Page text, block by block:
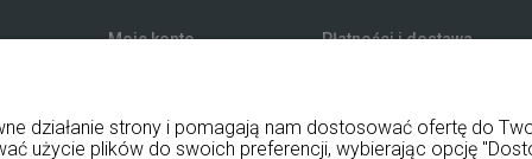
Moje konto
Ustawienia konta
Przechowalnia
Płatności i dostawa
Koszty dostawy
Czas realizacji zamówienia
działanie strony i pomagają nam dostosować ofertę do
użycie plików do swoich preferencji, wybierając opcję